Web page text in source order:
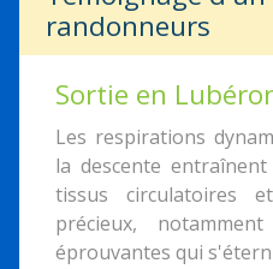
randonneurs
Sortie en
Les respirations
la descente
tissus circulatoires
précieux,
éprouvantes qui